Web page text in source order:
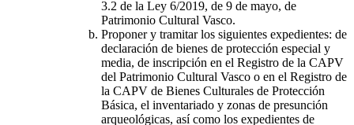
3.2 de la Ley 6/2019, de 9 de mayo, de
Patrimonio Cultural Vasco.
Proponer y tramitar los siguientes expedientes: de
declaración de bienes de protección especial y
media, de inscripción en el Registro de la CAPV
del Patrimonio Cultural Vasco o en el Registro de
la CAPV de Bienes Culturales de Protección
Básica, el inventariado y zonas de presunción
arqueológicas, así como los expedientes de